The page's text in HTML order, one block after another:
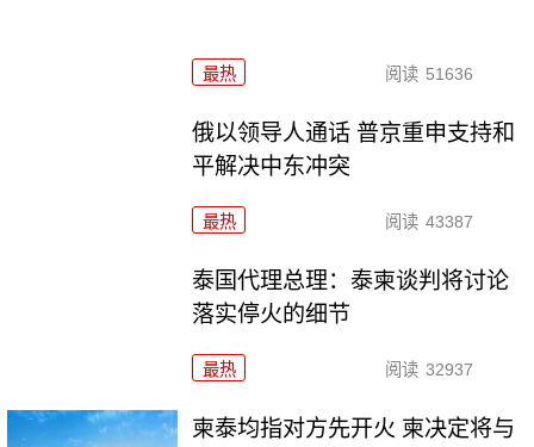
最热 阅读 51636
俄以领导人通话 普京重申支持和
平解决中东冲突
最热 阅读 43387
泰国代理总理：泰柬谈判将讨论
落实停火的细节
最热 阅读 32937
柬泰均指对方先开火 柬决定将与